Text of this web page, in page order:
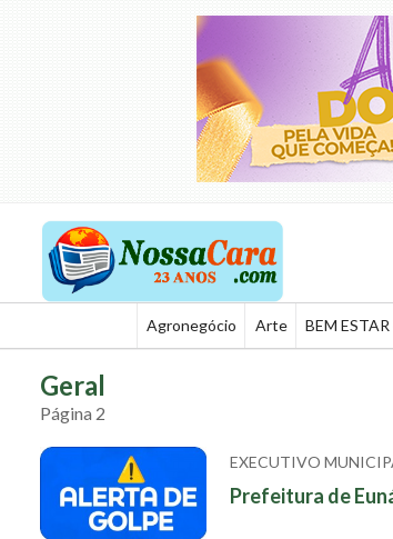
Agronegócio Arte BEM
Geral
Página 2
EXECUTIVO
Prefeitura de